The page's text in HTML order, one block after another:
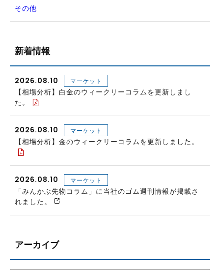
その他
新着情報
2026.08.10 マーケット
【相場分析】白金のウィークリーコラムを更新しまし
た。
2026.08.10 マーケット
【相場分析】金のウィークリーコラムを更新しました。
2026.08.10 マーケット
「みんかぶ先物コラム」に当社のゴム週刊情報が掲載さ
れました。
アーカイブ